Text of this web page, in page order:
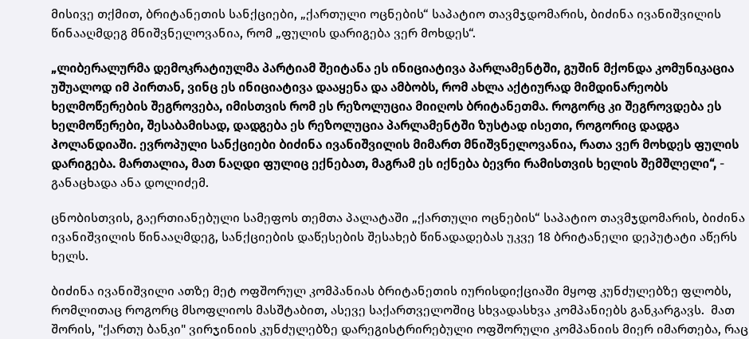
მისივე თქმით, ბრიტანეთის სანქციები, „ქართული ოცნების“ საპატიო თავმჯდომარის, ბიძინა ივანიშვილის
წინააღმდეგ მნიშვნელოვანია, რომ „ფულის დარიგება ვერ მოხდეს“.
„ლიბერალურმა დემოკრატიულმა პარტიამ შეიტანა ეს ინიციატივა პარლამენტში, გუშინ მქონდა კომუნიკაცია
უშუალოდ იმ პირთან, ვინც ეს ინიციატივა დააყენა და ამბობს, რომ ახლა აქტიურად მიმდინარეობს
ხელმოწერების შეგროვება, იმისთვის რომ ეს რეზოლუცია მიიღოს ბრიტანეთმა. როგორც კი შეგროვდება ეს
ხელმოწერები, შესაბამისად, დადგება ეს რეზოლუცია პარლამენტში ზუსტად ისეთი, როგორიც დადგა
ჰოლანდიაში. ევროპული სანქციები ბიძინა ივანიშვილის მიმართ მნიშვნელოვანია, რათა ვერ მოხდეს ფულის
დარიგება. მართალია, მათ ნაღდი ფულიც ექნებათ, მაგრამ ეს იქნება ბევრი რამისთვის ხელის შემშლელი“, -
განაცხადა ანა დოლიძემ.
ცნობისთვის, გაერთიანებული სამეფოს თემთა პალატაში „ქართული ოცნების“ საპატიო თავმჯდომარის, ბიძინა
ივანიშვილის წინააღმდეგ, სანქციების დაწესების შესახებ წინადადებას უკვე 18 ბრიტანელი დეპუტატი აწერს
ხელს.
ბიძინა ივანიშვილი ათზე მეტ ოფშორულ კომპანიას ბრიტანეთის იურისდიქციაში მყოფ კუნძულებზე ფლობს,
რომლითაც როგორც მსოფლიოს მასშტაბით, ასევე საქართველოშიც სხვადასხვა კომპანიებს განკარგავს. მათ
შორის, "ქართუ ბანკი" ვირჯინიის კუნძულებზე დარეგისტრირებული ოფშორული კომპანიის მიერ იმართება, რაც